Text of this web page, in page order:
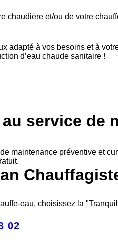
chaudière et/ou de votre
adapté à vos besoins et à
d’eau chaude sanitaire !
service de
maintenance préventive et
eau, choisissez la
02